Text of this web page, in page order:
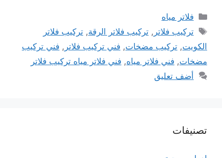
التصنيفات
فلاتر مياه
الوسوم
تركيب فلاتر ,تركيب فلاتر الرقة,تركيب فلاتر
الكويت, تركيب مضخات, فني تركيب فلاتر , فني تركيب
مضخات, فني فلاتر مياه, فني فلاتر مياه تركيب فلاتر
أضف تعليق
تصنيفات